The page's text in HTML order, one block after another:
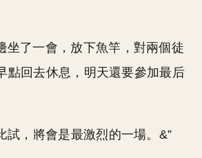
坐了一會，放下魚竿，對兩個徒
點回去休息，明天還要參加最后
試，將會是最激烈的一場。&”